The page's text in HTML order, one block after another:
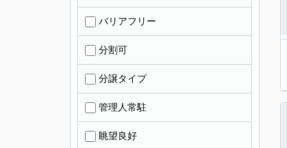
バリアフリー
分割可
分譲タイプ
管理人常駐
眺望良好